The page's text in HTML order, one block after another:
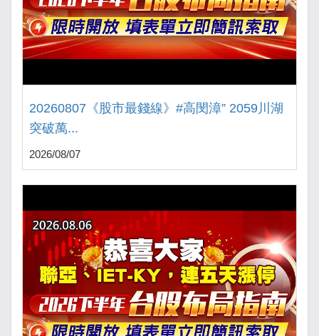
20260807《股市最錢線》#高閔漳” 2059川湖
突破萬...
2026/08/07